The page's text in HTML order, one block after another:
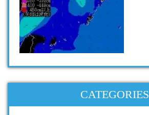
CATEGORIES